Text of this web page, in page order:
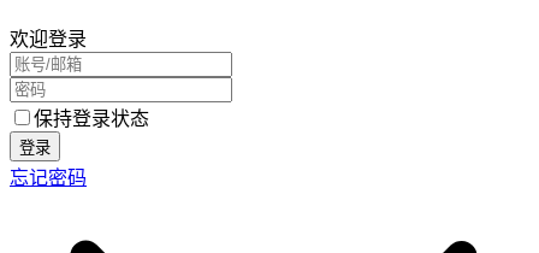
欢迎登录
保持登录状态
登录
忘记密码